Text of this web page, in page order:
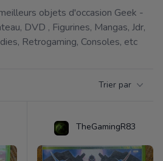
objets d'occasion Geek -
DVD , Figurines, Mangas, Jdr,
Retrogaming, Consoles, etc
Trier par
TheGamingR83